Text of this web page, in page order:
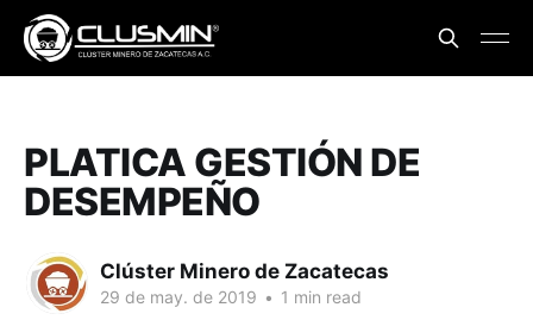
PLATICA GESTIÓN DE
DESEMPEÑO
Clúster Minero de Zacatecas
29 de may. de 2019 • 1 min read